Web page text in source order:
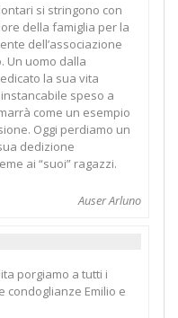
si stringono con
della famiglia per la
dell’associazione
Un uomo dalla
la sua vita
speso a
come un esempio
Oggi perdiamo un
dedizione
ai “suoi” ragazzi.
Auser Arluno
porgiamo a tutti i
condoglianze Emilio e